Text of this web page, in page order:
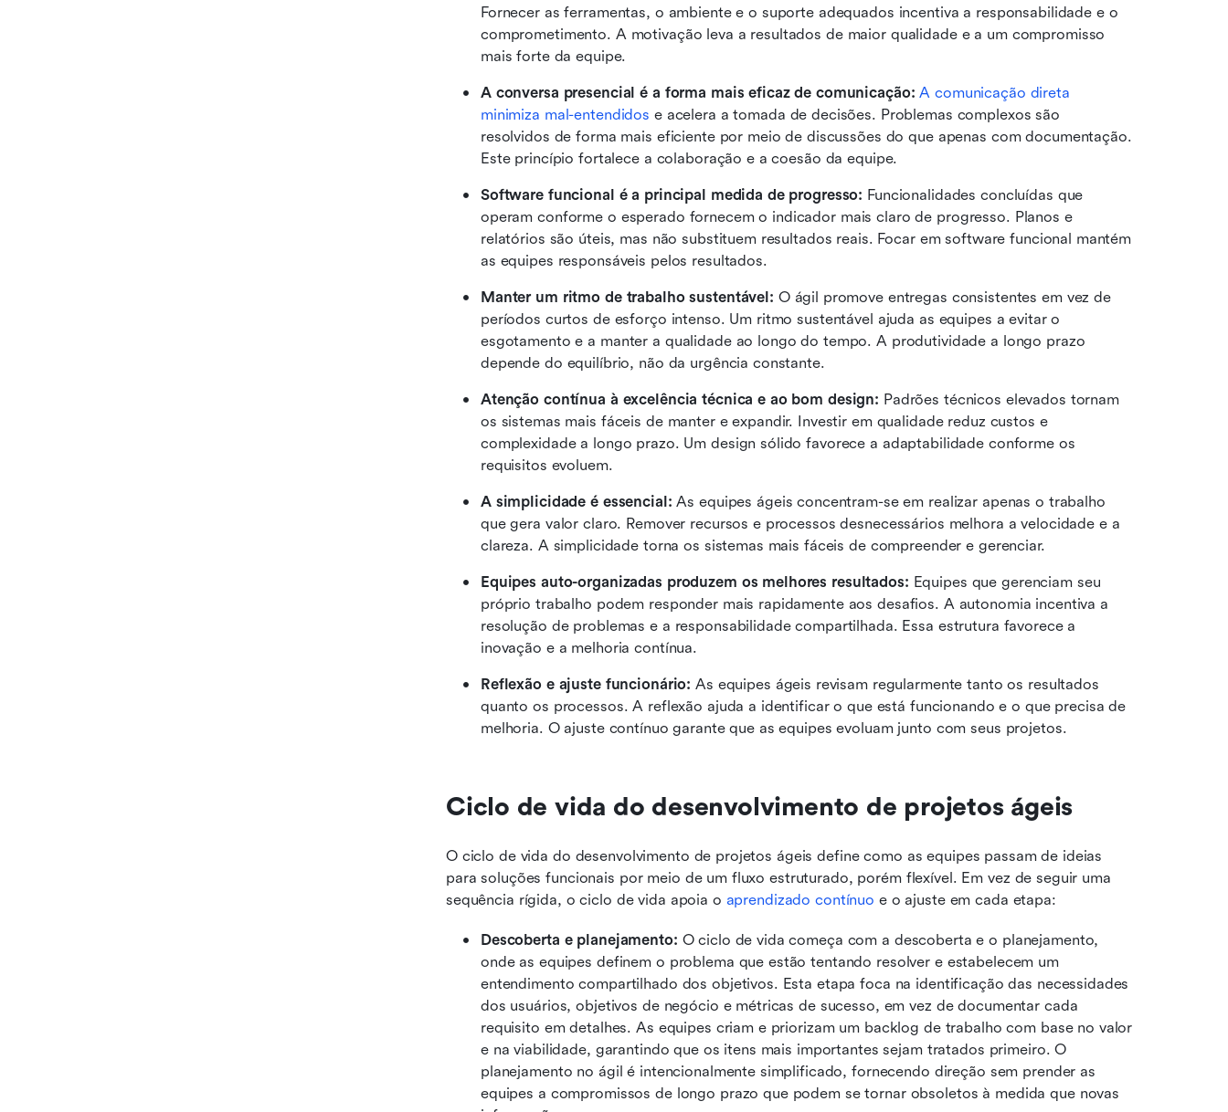
Fornecer as ferramentas, o ambiente e o suporte adequados incentiva a responsabilidade e o
comprometimento. A motivação leva a resultados de maior qualidade e a um compromisso
mais forte da equipe.
A conversa presencial é a forma mais eficaz de comunicação: A comunicação direta
minimiza mal-entendidos e acelera a tomada de decisões. Problemas complexos são
resolvidos de forma mais eficiente por meio de discussões do que apenas com documentação.
Este princípio fortalece a colaboração e a coesão da equipe.
Software funcional é a principal medida de progresso: Funcionalidades concluídas que
operam conforme o esperado fornecem o indicador mais claro de progresso. Planos e
relatórios são úteis, mas não substituem resultados reais. Focar em software funcional mantém
as equipes responsáveis pelos resultados.
Manter um ritmo de trabalho sustentável: O ágil promove entregas consistentes em vez de
períodos curtos de esforço intenso. Um ritmo sustentável ajuda as equipes a evitar o
esgotamento e a manter a qualidade ao longo do tempo. A produtividade a longo prazo
depende do equilíbrio, não da urgência constante.
Atenção contínua à excelência técnica e ao bom design: Padrões técnicos elevados tornam
os sistemas mais fáceis de manter e expandir. Investir em qualidade reduz custos e
complexidade a longo prazo. Um design sólido favorece a adaptabilidade conforme os
requisitos evoluem.
A simplicidade é essencial: As equipes ágeis concentram-se em realizar apenas o trabalho
que gera valor claro. Remover recursos e processos desnecessários melhora a velocidade e a
clareza. A simplicidade torna os sistemas mais fáceis de compreender e gerenciar.
Equipes auto-organizadas produzem os melhores resultados: Equipes que gerenciam seu
próprio trabalho podem responder mais rapidamente aos desafios. A autonomia incentiva a
resolução de problemas e a responsabilidade compartilhada. Essa estrutura favorece a
inovação e a melhoria contínua.
Reflexão e ajuste funcionário: As equipes ágeis revisam regularmente tanto os resultados
quanto os processos. A reflexão ajuda a identificar o que está funcionando e o que precisa de
melhoria. O ajuste contínuo garante que as equipes evoluam junto com seus projetos.
Ciclo de vida do desenvolvimento de projetos ágeis
O ciclo de vida do desenvolvimento de projetos ágeis define como as equipes passam de ideias
para soluções funcionais por meio de um fluxo estruturado, porém flexível. Em vez de seguir uma
sequência rígida, o ciclo de vida apoia o aprendizado contínuo e o ajuste em cada etapa:
Descoberta e planejamento: O ciclo de vida começa com a descoberta e o planejamento,
onde as equipes definem o problema que estão tentando resolver e estabelecem um
entendimento compartilhado dos objetivos. Esta etapa foca na identificação das necessidades
dos usuários, objetivos de negócio e métricas de sucesso, em vez de documentar cada
requisito em detalhes. As equipes criam e priorizam um backlog de trabalho com base no valor
e na viabilidade, garantindo que os itens mais importantes sejam tratados primeiro. O
planejamento no ágil é intencionalmente simplificado, fornecendo direção sem prender as
equipes a compromissos de longo prazo que podem se tornar obsoletos à medida que novas